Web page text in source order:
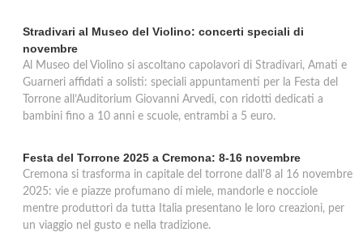
Stradivari al Museo del Violino: concerti speciali di
novembre
Al Museo del Violino si ascoltano capolavori di Stradivari, Amati e
Guarneri affidati a solisti: speciali appuntamenti per la Festa del
Torrone all’Auditorium Giovanni Arvedi, con ridotti dedicati a
bambini fino a 10 anni e scuole, entrambi a 5 euro.
Festa del Torrone 2025 a Cremona: 8-16 novembre
Cremona si trasforma in capitale del torrone dall'8 al 16 novembre
2025: vie e piazze profumano di miele, mandorle e nocciole
mentre produttori da tutta Italia presentano le loro creazioni, per
un viaggio nel gusto e nella tradizione.